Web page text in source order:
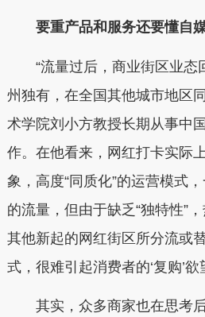
要重产品和服务还要懂自
“流量过后，商业街区业态回
州独有，在全国其他城市地区
术学院刘小方教授长期从事中
作。在他看来，网红打卡实际
象，高度“同质化”的运营模式
的流量，但由于缺乏“独特性”
其他新起的网红街区所分流或
式，很难引起消费者的‘复购’欲
其实，众多商家也在思考后